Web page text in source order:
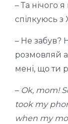
– Та нічого
спілкуюсь з Х,
– Не забув?
розмовляй
мені, що ти
– Ok, mom!
took my
when my